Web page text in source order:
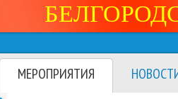
МЕРОПРИЯТИЯ